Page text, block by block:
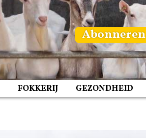
Abonneren
FOKKERIJ GEZONDHEID